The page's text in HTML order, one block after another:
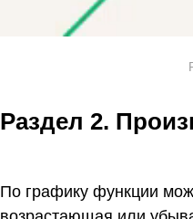
Раздел 2.
По графику функции